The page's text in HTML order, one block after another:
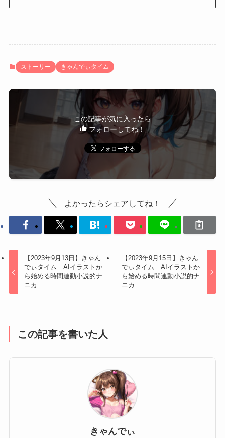
ストーリー きゃんでぃタイム
この記事が気に入ったら
フォローしてね！
よかったらシェアしてね！
【2023年9月13日】きゃん
でぃタイム AIイラストか
ら始める時間連動小説的ナ
ニカ
【2023年9月15日】きゃん
でぃタイム AIイラストか
ら始める時間連動小説的ナ
ニカ
この記事を書いた人
きゃんでぃ